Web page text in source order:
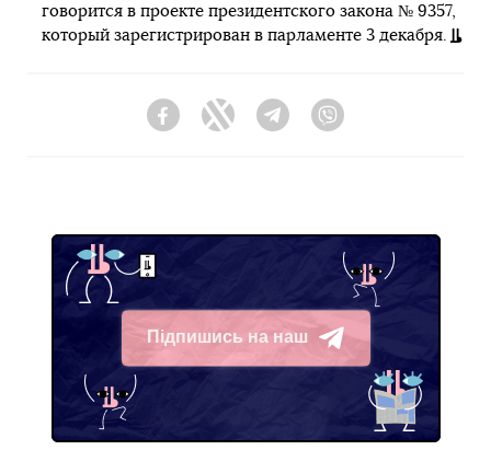
говорится в проекте президентского закона № 9357,
который зарегистрирован в парламенте 3 декабря.
FacebookTwitter Telegram
Підпишись на наш
Telegram